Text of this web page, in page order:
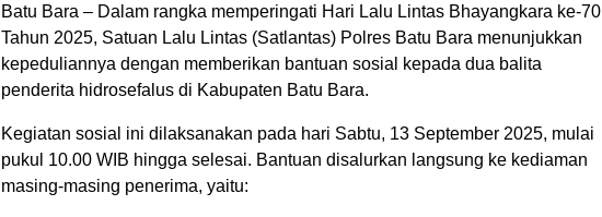
Batu Bara – Dalam rangka memperingati Hari Lalu Lintas Bhayangkara ke-70
Tahun 2025, Satuan Lalu Lintas (Satlantas) Polres Batu Bara menunjukkan
kepeduliannya dengan memberikan bantuan sosial kepada dua balita
penderita hidrosefalus di Kabupaten Batu Bara.
Kegiatan sosial ini dilaksanakan pada hari Sabtu, 13 September 2025, mulai
pukul 10.00 WIB hingga selesai. Bantuan disalurkan langsung ke kediaman
masing-masing penerima, yaitu: